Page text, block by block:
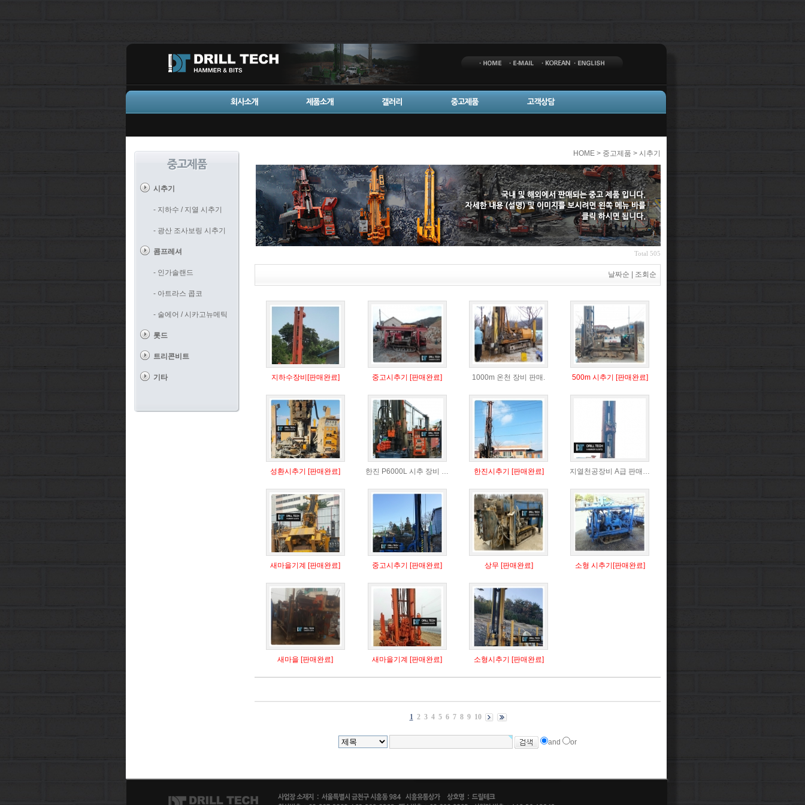
시추기
- 지하수 / 지열 시추기
- 광산 조사보링 시추기
콤프레셔
- 인가솔랜드
- 아트라스 콥코
- 술에어 / 시카고뉴메틱
롯드
트리콘비트
기타
HOME > 중고제품 > 시추기
Total 505
날짜순 조회순
지하수장비[판매완료] 중고시추기 [판매완료] 1000m 온천 장비 판매. 500m 시추기 [판매완료]
성환시추기 [판매완료] 한진 P6000L 시추 장비 … 한진시추기 [판매완료] 지열천공장비 A급 판매…
새마을기계 [판매완료] 중고시추기 [판매완료] 상무 [판매완료] 소형 시추기[판매완료]
새마을 [판매완료] 새마을기계 [판매완료] 소형시추기 [판매완료]
1 2 3 4 5 6 7 8 9 10
and or